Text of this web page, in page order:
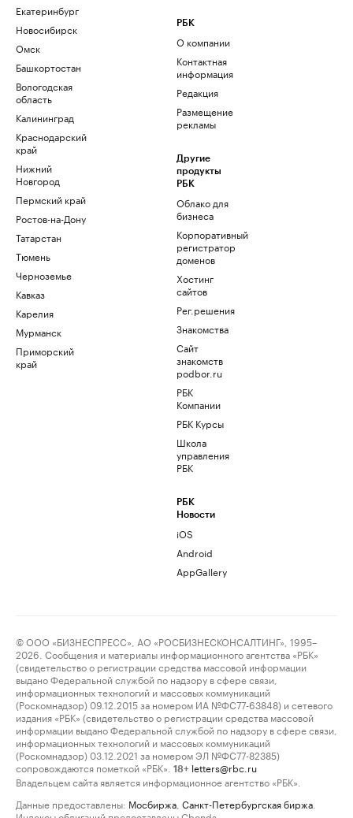
Екатеринбург
Новосибирск
Омск
Башкортостан
Вологодская
область
Калининград
Краснодарский
край
Нижний
Новгород
Пермский край
Ростов-на-Дону
Татарстан
Тюмень
Черноземье
Кавказ
Карелия
Мурманск
Приморский
край
РБК
О компании
Контактная
информация
Редакция
Размещение
рекламы
Другие
продукты
РБК
Облако для
бизнеса
Корпоративный
регистратор
доменов
Хостинг
сайтов
Рег.решения
Знакомства
Сайт
знакомств
podbor.ru
РБК
Компании
РБК Курсы
Школа
управления
РБК
РБК
Новости
iOS
Android
AppGallery
© ООО «БИЗНЕСПРЕСС», АО «РОСБИЗНЕСКОНСАЛТИНГ», 1995–
2026. Сообщения и материалы информационного агентства «РБК»
(свидетельство о регистрации средства массовой информации
выдано Федеральной службой по надзору в сфере связи,
информационных технологий и массовых коммуникаций
(Роскомнадзор) 09.12.2015 за номером ИА №ФС77-63848) и сетевого
издания «РБК» (свидетельство о регистрации средства массовой
информации выдано Федеральной службой по надзору в сфере связи,
информационных технологий и массовых коммуникаций
(Роскомнадзор) 03.12.2021 за номером ЭЛ №ФС77-82385)
сопровождаются пометкой «РБК».
18+ letters@rbc.ru
Владельцем сайта является информационное агентство «РБК».
Данные предоставлены: Мосбиржа Санкт-Петербургская биржа